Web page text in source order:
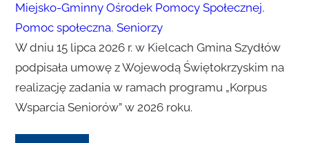
Miejsko-Gminny Ośrodek Pomocy Społecznej
Pomoc społeczna, Seniorzy
W dniu 15 lipca 2026 r. w Kielcach Gmina Szydłów
podpisała umowę z Wojewodą Świętokrzyskim na
realizację zadania w ramach programu „Korpus
Wsparcia Seniorów” w 2026 roku.